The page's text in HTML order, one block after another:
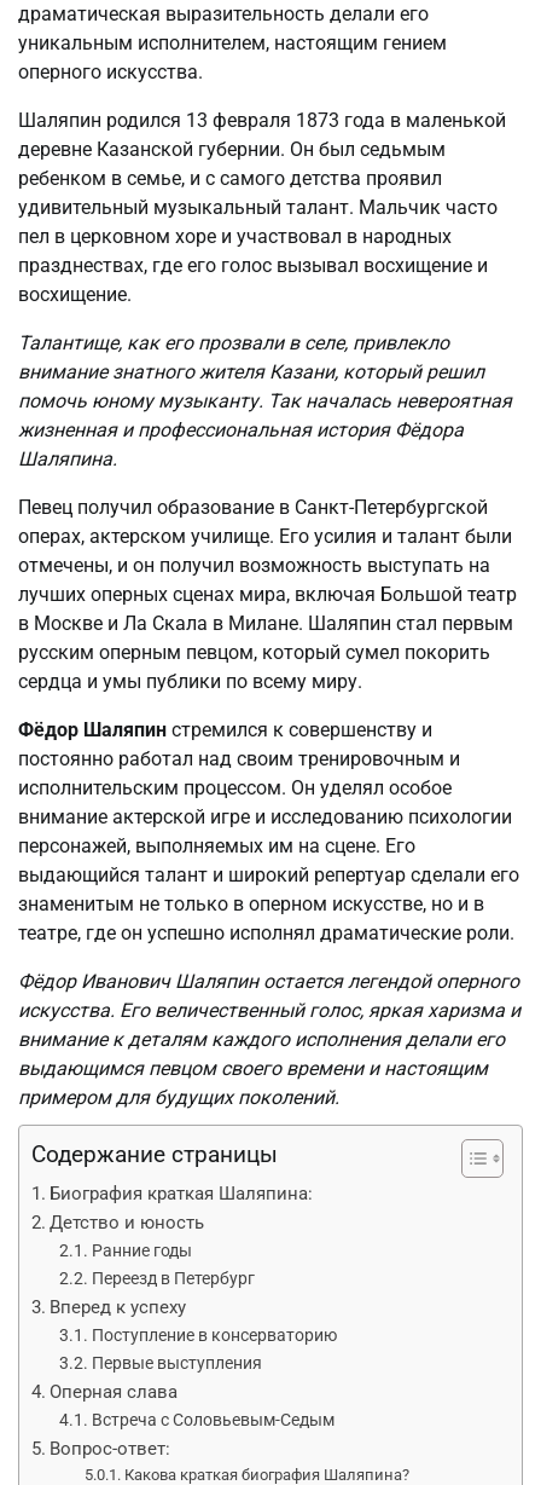
драматическая выразительность делали его
уникальным исполнителем, настоящим гением
оперного искусства.
Шаляпин родился 13 февраля 1873 года в маленькой
деревне Казанской губернии. Он был седьмым
ребенком в семье, и с самого детства проявил
удивительный музыкальный талант. Мальчик часто
пел в церковном хоре и участвовал в народных
празднествах, где его голос вызывал восхищение и
восхищение.
Талантище, как его прозвали в селе, привлекло
внимание знатного жителя Казани, который решил
помочь юному музыканту. Так началась невероятная
жизненная и профессиональная история Фёдора
Шаляпина.
Певец получил образование в Санкт-Петербургской
операх, актерском училище. Его усилия и талант были
отмечены, и он получил возможность выступать на
лучших оперных сценах мира, включая Большой театр
в Москве и Ла Скала в Милане. Шаляпин стал первым
русским оперным певцом, который сумел покорить
сердца и умы публики по всему миру.
Фёдор Шаляпин стремился к совершенству и
постоянно работал над своим тренировочным и
исполнительским процессом. Он уделял особое
внимание актерской игре и исследованию психологии
персонажей, выполняемых им на сцене. Его
выдающийся талант и широкий репертуар сделали его
знаменитым не только в оперном искусстве, но и в
театре, где он успешно исполнял драматические роли.
Фёдор Иванович Шаляпин остается легендой оперного
искусства. Его величественный голос, яркая харизма и
внимание к деталям каждого исполнения делали его
выдающимся певцом своего времени и настоящим
примером для будущих поколений.
Содержание страницы
Биография краткая Шаляпина:
Детство и юность
Ранние годы
Переезд в Петербург
Вперед к успеху
Поступление в консерваторию
Первые выступления
Оперная слава
Встреча с Соловьевым-Седым
Вопрос-ответ:
Какова краткая биография Шаляпина?